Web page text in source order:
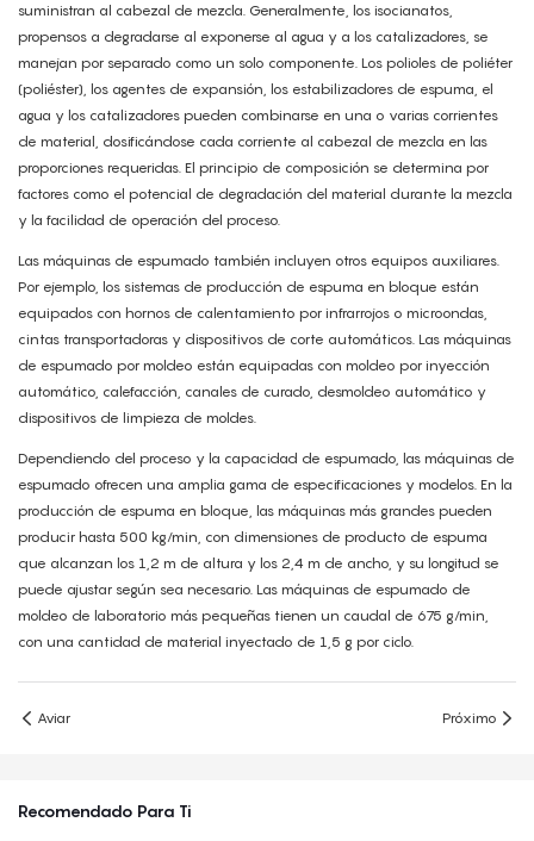
suministran al cabezal de mezcla. Generalmente, los isocianatos,
propensos a degradarse al exponerse al agua y a los catalizadores, se
manejan por separado como un solo componente. Los polioles de poliéter
(poliéster), los agentes de expansión, los estabilizadores de espuma, el
agua y los catalizadores pueden combinarse en una o varias corrientes
de material, dosificándose cada corriente al cabezal de mezcla en las
proporciones requeridas. El principio de composición se determina por
factores como el potencial de degradación del material durante la mezcla
y la facilidad de operación del proceso.
Las máquinas de espumado también incluyen otros equipos auxiliares.
Por ejemplo, los sistemas de producción de espuma en bloque están
equipados con hornos de calentamiento por infrarrojos o microondas,
cintas transportadoras y dispositivos de corte automáticos. Las máquinas
de espumado por moldeo están equipadas con moldeo por inyección
automático, calefacción, canales de curado, desmoldeo automático y
dispositivos de limpieza de moldes.
Dependiendo del proceso y la capacidad de espumado, las máquinas de
espumado ofrecen una amplia gama de especificaciones y modelos. En la
producción de espuma en bloque, las máquinas más grandes pueden
producir hasta 500 kg/min, con dimensiones de producto de espuma
que alcanzan los 1,2 m de altura y los 2,4 m de ancho, y su longitud se
puede ajustar según sea necesario. Las máquinas de espumado de
moldeo de laboratorio más pequeñas tienen un caudal de 675 g/min,
con una cantidad de material inyectado de 1,5 g por ciclo.
Aviar Próximo
Recomendado Para Ti